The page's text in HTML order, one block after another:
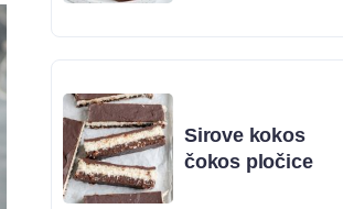
Sirove kokos
čokos pločice